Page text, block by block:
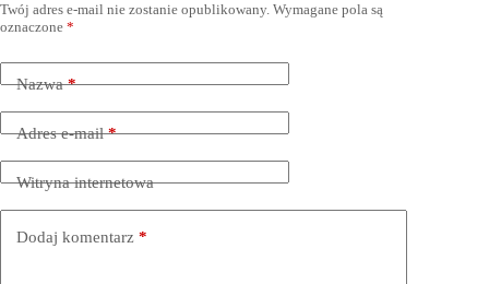
Twój adres e-mail nie zostanie opublikowany. Wymagane pola są
oznaczone *
Nazwa*
Adres e-mail*
Witryna internetowa
Dodaj komentarz *